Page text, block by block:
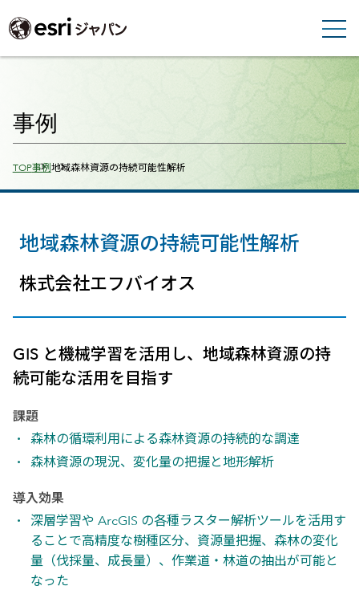
事例
Breadcrumbs
TOP事例地域森林資源の持続可能性解析
地域森林資源の持続可能性解析
株式会社エフバイオス
GIS と機械学習を活用し、地域森林資源の持
続可能な活用を目指す
課題
森林の循環利用による森林資源の持続的な調達
森林資源の現況、変化量の把握と地形解析
導入効果
深層学習や ArcGIS の各種ラスター解析ツールを活用す
ることで高精度な樹種区分、資源量把握、森林の変化
量（伐採量、成長量）、作業道・林道の抽出が可能と
なった